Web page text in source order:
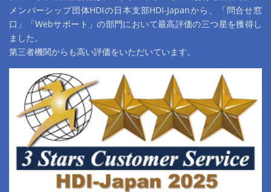
メンバーシップ団体HDIの日本支部HDI-Japanから、「問合せ窓
口」「Webサポート」の部門において最高評価の三つ星を獲得し
ました。
第三者機関からも高い評価をいただいています。